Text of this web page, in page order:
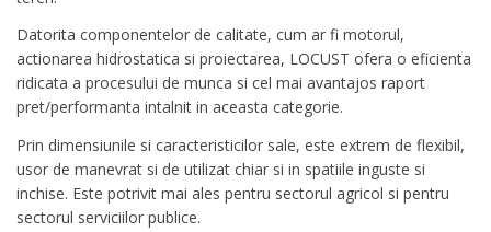
Datorita componentelor de calitate, cum ar fi motorul,
actionarea hidrostatica si proiectarea, LOCUST ofera o eficienta
ridicata a procesului de munca si cel mai avantajos raport
pret/performanta intalnit in aceasta categorie.
Prin dimensiunile si caracteristicilor sale, este extrem de flexibil,
usor de manevrat si de utilizat chiar si in spatiile inguste si
inchise. Este potrivit mai ales pentru sectorul agricol si pentru
sectorul serviciilor publice.